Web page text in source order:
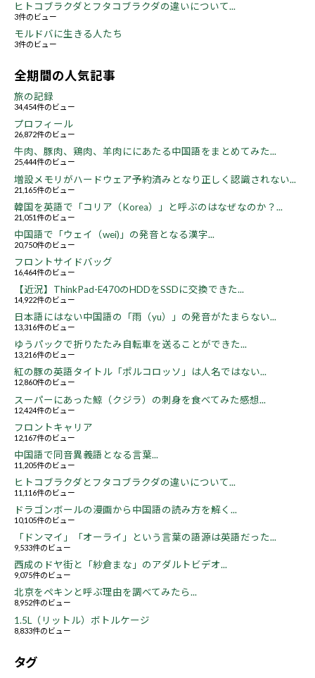
ヒトコブラクダとフタコブラクダの違いについて...
3件のビュー
モルドバに生きる人たち
3件のビュー
全期間の人気記事
旅の記録
34,454件のビュー
プロフィール
26,872件のビュー
牛肉、豚肉、鶏肉、羊肉ににあたる中国語をまとめてみた...
25,444件のビュー
増設メモリがハードウェア予約済みとなり正しく認識されない...
21,165件のビュー
韓国を英語で「コリア（Korea）」と呼ぶのはなぜなのか？...
21,051件のビュー
中国語で「ウェイ（wei)」の発音となる漢字...
20,750件のビュー
フロントサイドバッグ
16,464件のビュー
【近況】ThinkPad-E470のHDDをSSDに交換できた...
14,922件のビュー
日本語にはない中国語の「雨（yu）」の発音がたまらない...
13,316件のビュー
ゆうパックで折りたたみ自転車を送ることができた...
13,216件のビュー
紅の豚の英語タイトル「ポルコロッソ」は人名ではない...
12,860件のビュー
スーパーにあった鯨（クジラ）の刺身を食べてみた感想...
12,424件のビュー
フロントキャリア
12,167件のビュー
中国語で同音異義語となる言葉...
11,205件のビュー
ヒトコブラクダとフタコブラクダの違いについて...
11,116件のビュー
ドラゴンボールの漫画から中国語の読み方を解く...
10,105件のビュー
「ドンマイ」「オーライ」という言葉の語源は英語だった...
9,533件のビュー
西成のドヤ街と「紗倉まな」のアダルトビデオ...
9,075件のビュー
北京をペキンと呼ぶ理由を調べてみたら...
8,952件のビュー
1.5L（リットル）ボトルケージ
8,833件のビュー
タグ